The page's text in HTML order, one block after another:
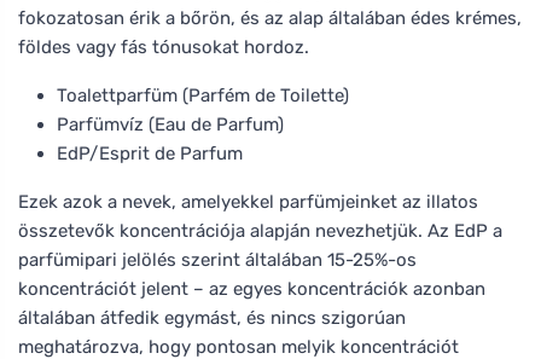
fokozatosan érik a bőrön, és az alap általában édes krémes,
földes vagy fás tónusokat hordoz.
Toalettparfüm (Parfém de Toilette)
Parfümvíz (Eau de Parfum)
EdP/Esprit de Parfum
Ezek azok a nevek, amelyekkel parfümjeinket az illatos
összetevők koncentrációja alapján nevezhetjük. Az EdP a
parfümipari jelölés szerint általában 15-25%-os
koncentrációt jelent – az egyes koncentrációk azonban
általában átfedik egymást, és nincs szigorúan
meghatározva, hogy pontosan melyik koncentrációt